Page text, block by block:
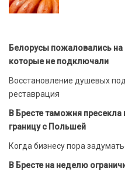
Белорусы пожаловались на
которые не подключали
Восстановление душевых
реставрация
В Бресте таможня пресекла
границу с Польшей
Когда бизнесу пора
В Бресте на неделю